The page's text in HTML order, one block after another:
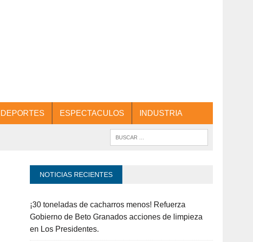
DEPORTES ESPECTACULOS INDUSTRIA
NOTICIAS RECIENTES
¡30 toneladas de cacharros menos! Refuerza
Gobierno de Beto Granados acciones de limpieza
en Los Presidentes.